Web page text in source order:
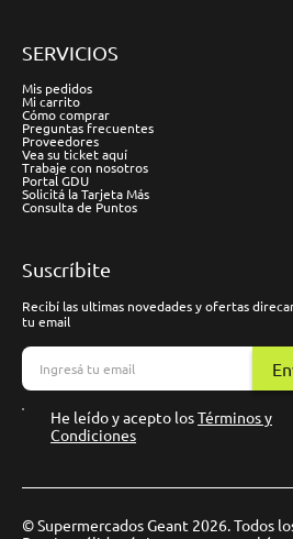
SERVICIOS
Mis pedidos
Mi carrito
Cómo comprar
Preguntas frecuentes
Proveedores
Vea su ticket aquí
Trabaje con nosotros
Portal GDU
Solicitá la Tarjeta Más
Consulta de Puntos
Suscríbite
Recibí las ultimas novedades y ofertas
tu email
He leído y acepto losTérminos y
Condiciones
© Supermercados Geant 2026. Todos